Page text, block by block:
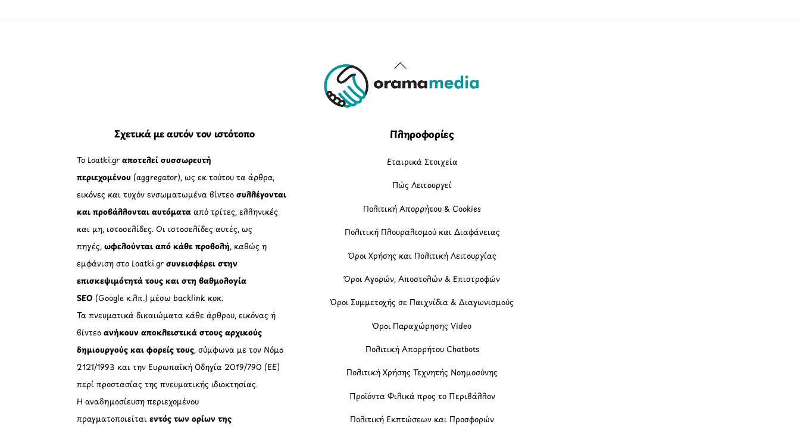
Back
To
Σχετικά με αυτόν τον ιστότοπο
Το Loatki.grαποτελεί συσσωρευτή
περιεχομένου (aggregator), ως εκ τούτου τα άρθρα,
εικόνες και τυχόν ενσωματωμένα βίντεοσυλλέγονται
και προβάλλονται αυτόματααπό τρίτες, ελληνικές
και μη, ιστοσελίδες. Οι ιστοσελίδες αυτές, ως
πηγές,ωφελούνται από κάθε προβολή, καθώς η
εμφάνιση στο Loatki.gr συνεισφέρει στην
επισκεψιμότητά τους και στη βαθμολογία
SEO (Google κ.λπ.) μέσω backlink κοκ.
Τα πνευματικά δικαιώματα κάθε άρθρου, εικόνας ή
βίντεοανήκουν αποκλειστικά στους αρχικούς
δημιουργούς και φορείς τους, σύμφωνα με τον Νόμο
2121/1993 και την Ευρωπαϊκή Οδηγία 2019/790 (ΕΕ)
περί προστασίας της πνευματικής ιδιοκτησίας.
Η αναδημοσίευση περιεχομένου
πραγματοποιείταιεντός των ορίων της
Πληροφορίες
Εταιρικά Στοιχεία
Πώς Λειτουργεί
Πολιτική Απορρήτου & Cookies
Πολιτική Πλουραλισμού και Διαφάνειας
Όροι Χρήσης και Πολιτική Λειτουργίας
Όροι Αγορών, Αποστολών & Επιστροφών
Όροι Συμμετοχής σε Παιχνίδια & Διαγωνισμούς
Όροι Παραχώρησης Video
Πολιτική Απορρήτου Chatbots
Πολιτική Χρήσης Τεχνητής Νοημοσύνης
Προϊόντα Φιλικά προς το Περιβάλλον
Πολιτική Εκπτώσεων και Προσφορών